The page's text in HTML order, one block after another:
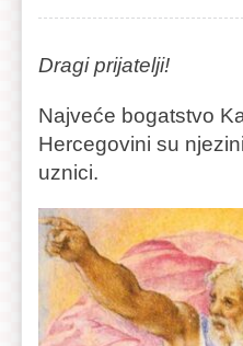
Dragi prijatelji!
Najveće bogatstvo
Hercegovini su
uznici.